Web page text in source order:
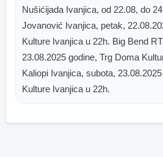
Nušićijada Ivanjica, od 22.08, do
Jovanović Ivanjica, petak,
Kulture Ivanjica u 22h. Big Bend
23.08.2025 godine, Trg Doma
Kaliopi Ivanjica, subota,
Kulture Ivanjica u 22h.